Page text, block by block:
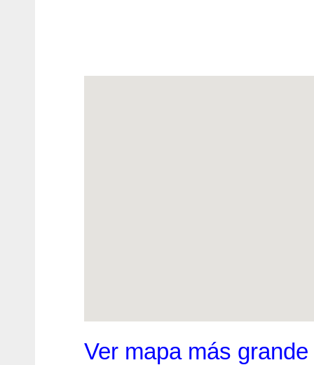
Ver mapa más grande